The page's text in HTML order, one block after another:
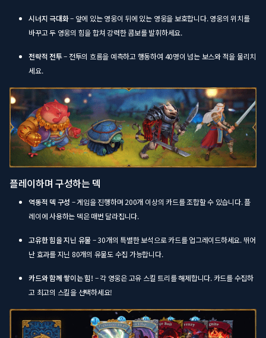
시너지 극대화– 앞에 있는 영웅이 뒤에 있는 영웅을 보호합니다. 영웅의 위치를
바꾸고 두 영웅의 힘을 합쳐 강력한 콤보를 발휘하세요.
전략적 전투– 전투의 흐름을 예측하고 행동하여 40명이 넘는 보스와 적을 물리치
세요.
플레이하며 구성하는 덱
역동적 덱 구성 – 게임을 진행하며 200개 이상의 카드를 조합할 수 있습니다. 플
레이에 사용하는 덱은 매번 달라집니다.
고유한 힘을 지닌 유물– 30개의 특별한 보석으로 카드를 업그레이드하세요. 뛰어
난 효과를 지닌 80개의 유물도 수집 가능합니다.
카드와 함께 쌓이는 힘! – 각 영웅은 고유 스킬 트리를 해제합니다. 카드를 수집하
고 최고의 스킬을 선택하세요!